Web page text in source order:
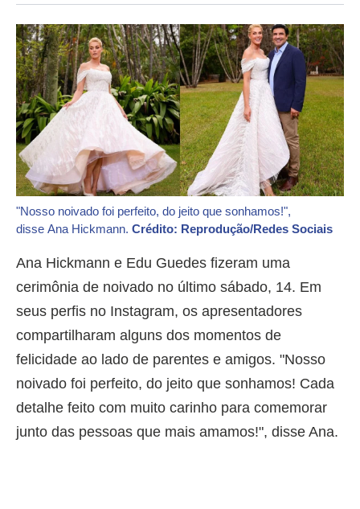
"Nosso noivado foi perfeito, do jeito que sonhamos!",
disse Ana Hickmann. Crédito: Reprodução/Redes Sociais
Ana Hickmann e Edu Guedes fizeram uma
cerimônia de noivado no último sábado, 14. Em
seus perfis no Instagram, os apresentadores
compartilharam alguns dos momentos de
felicidade ao lado de parentes e amigos. "Nosso
noivado foi perfeito, do jeito que sonhamos! Cada
detalhe feito com muito carinho para comemorar
junto das pessoas que mais amamos!", disse Ana.